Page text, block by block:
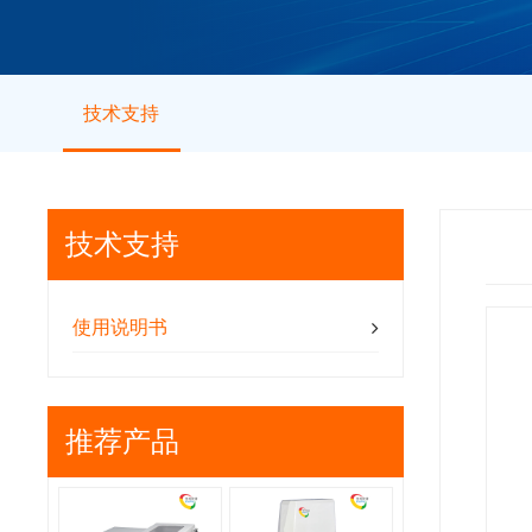
技术支持
技术支持
使用说明书
推荐产品